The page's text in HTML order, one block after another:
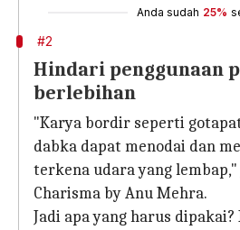
Anda sudah 25%
#2
Hindari penggunaan
berlebihan
"Karya bordir seperti
dabka dapat menodai dan
terkena udara yang
Charisma by Anu Mehra.
Jadi apa yang harus